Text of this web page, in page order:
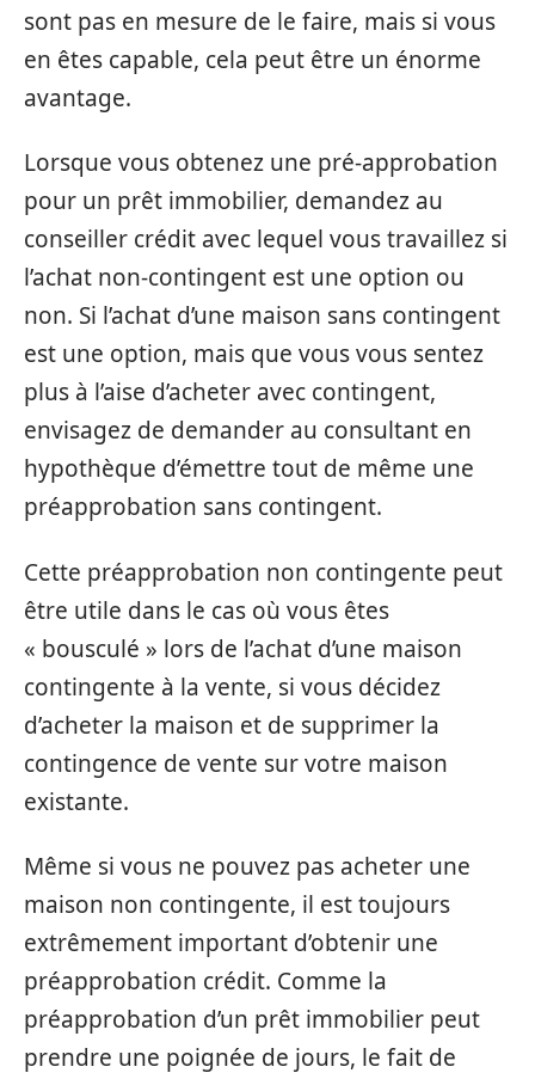
sont pas en mesure de le faire, mais si vous
en êtes capable, cela peut être un énorme
avantage.
Lorsque vous obtenez une pré-approbation
pour un prêt immobilier, demandez au
conseiller crédit avec lequel vous travaillez si
l’achat non-contingent est une option ou
non. Si l’achat d’une maison sans contingent
est une option, mais que vous vous sentez
plus à l’aise d’acheter avec contingent,
envisagez de demander au consultant en
hypothèque d’émettre tout de même une
préapprobation sans contingent.
Cette préapprobation non contingente peut
être utile dans le cas où vous êtes
« bousculé » lors de l’achat d’une maison
contingente à la vente, si vous décidez
d’acheter la maison et de supprimer la
contingence de vente sur votre maison
existante.
Même si vous ne pouvez pas acheter une
maison non contingente, il est toujours
extrêmement important d’obtenir une
préapprobation crédit. Comme la
préapprobation d’un prêt immobilier peut
prendre une poignée de jours, le fait de